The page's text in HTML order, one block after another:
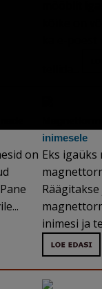
on
inimesele
Eks
inimesi ja